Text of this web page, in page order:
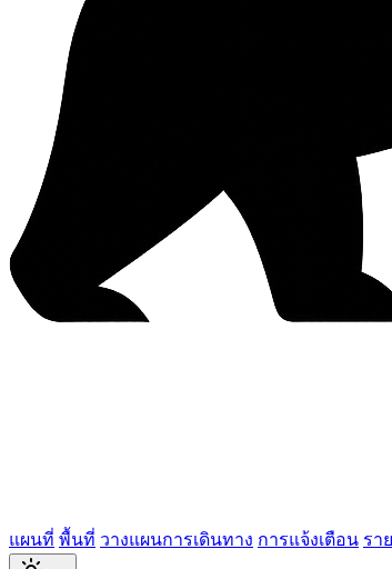
แผนที่ พื้นที่ วางแผนการเดินทาง การแจ้งเตือน รา